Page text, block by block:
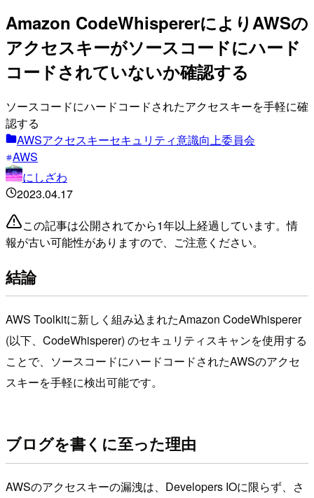
Amazon CodeWhispererによりAWSの
アクセスキーがソースコードにハード
コードされていないか確認する
ソースコードにハードコードされたアクセスキーを手軽に確
認する
AWSアクセスキーセキュリティ意識向上委員会
AWS
にしざわ
2023.04.17
この記事は公開されてから1年以上経過しています。情
報が古い可能性がありますので、ご注意ください。
結論
AWS Toolkitに新しく組み込まれたAmazon CodeWhisperer
(以下、CodeWhisperer) のセキュリティスキャンを使用する
ことで、ソースコードにハードコードされたAWSのアクセ
スキーを手軽に検出可能です。
ブログを書くに至った理由
AWSのアクセスキーの漏洩は、Developers IOに限らず、さ